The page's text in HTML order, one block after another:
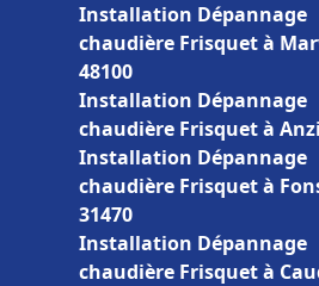
Installation Dépannage
chaudière Frisquet à
48100
Installation Dépannage
chaudière Frisquet à
Installation Dépannage
chaudière Frisquet à
31470
Installation Dépannage
chaudière Frisquet à